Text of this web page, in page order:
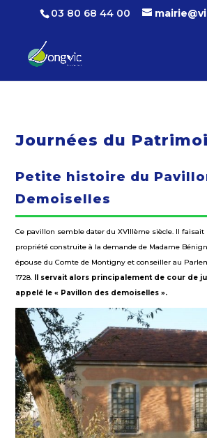
03 80 68 44 00
Journées du
Petite histoire du
Demoiselles
Ce pavillon semble dater du XVIIIème siècle. Il faisait
propriété construite à la demande de Madame
épouse du Comte de Montigny et conseiller au
1728. Il servait alors principalement de cour de
appelé le « Pavillon des demoiselles ».